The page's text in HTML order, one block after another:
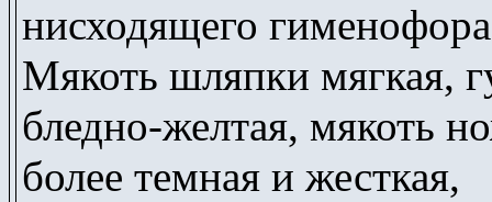
нисходящего
Мякоть шляпки мягкая,
бледно-желтая, мякоть
более темная и жесткая,